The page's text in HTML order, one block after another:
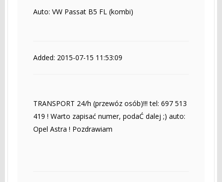
Auto: VW Passat B5 FL (kombi)
Added: 2015-07-15 11:53:09
TRANSPORT 24/h (przewóz osób)!!! tel: 697 513
419 ! Warto zapisać numer, podaĆ dalej ;) auto:
Opel Astra ! Pozdrawiam